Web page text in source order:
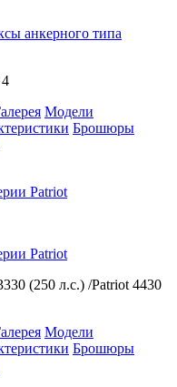
анкерного типа
4
Модели
Брошюры
Patriot
Patriot
(250 л.с.) /Patriot 4430
Модели
Брошюры